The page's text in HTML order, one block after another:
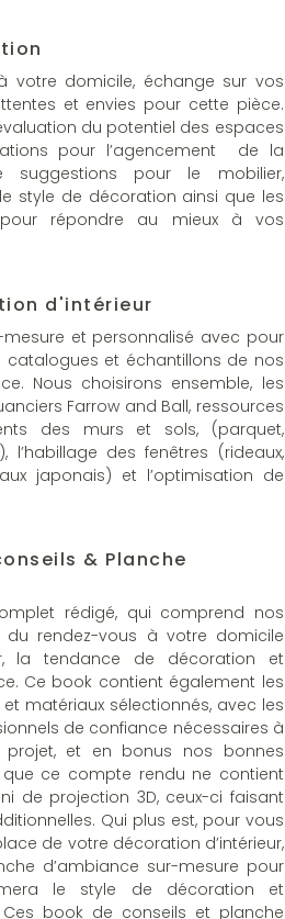
votre domicile, échange sur vos
et envies pour cette pièce.
du potentiel des espaces
pour l’agencement de la
suggestions pour le mobilier,
style de décoration ainsi que les
pour répondre au mieux à vos
d'intérieur
et personnalisé avec pour
catalogues et échantillons de nos
Nous choisirons ensemble, les
Farrow and Ball, ressources
des murs et sols, (parquet,
l’habillage des fenêtres (rideaux,
japonais) et l’optimisation de
& Planche
rédigé, qui comprend nos
du rendez-vous à votre domicile
la tendance de décoration et
Ce book contient également les
matériaux sélectionnés, avec les
de confiance nécessaires à
et en bonus nos bonnes
ce compte rendu ne contient
de projection 3D, ceux-ci faisant
Qui plus est, pour vous
de votre décoration d’intérieur,
d’ambiance sur-mesure pour
le style de décoration et
Ces book de conseils et planche